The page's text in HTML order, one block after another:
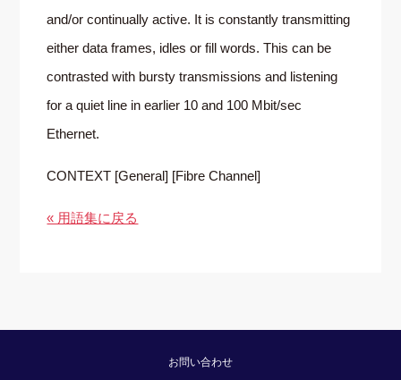
and/or continually active. It is constantly transmitting
either data frames, idles or fill words. This can be
contrasted with bursty transmissions and listening
for a quiet line in earlier 10 and 100 Mbit/sec
Ethernet.
CONTEXT [General] [Fibre Channel]
« 用語集に戻る
お問い合わせ